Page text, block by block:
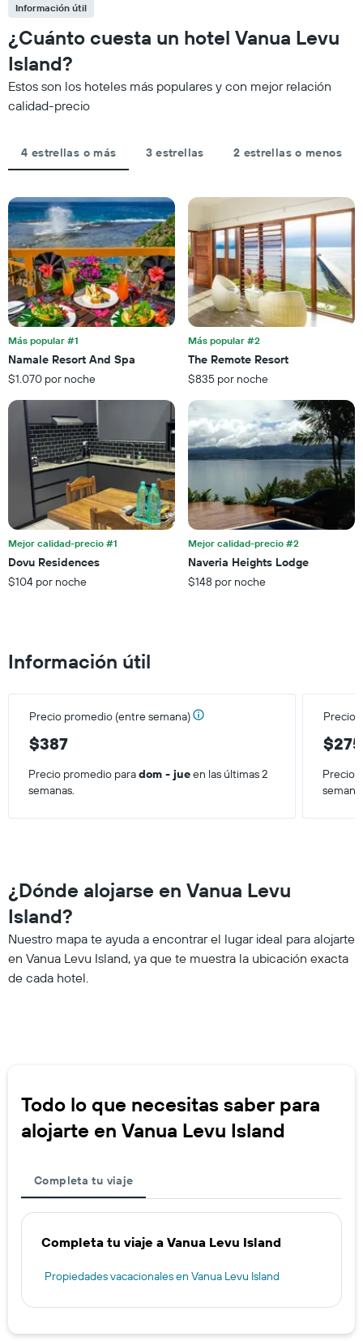
Información útil
¿Cuánto cuesta un hotel Vanua Levu
Island?
Estos son los hoteles más populares y con mejor relación
calidad-precio
4 estrellas o más 3 estrellas 2 estrellas o menos
Más popular #1
Namale Resort And Spa
$1.070 por noche
Más popular #2
The Remote Resort
$835 por noche
Mejor calidad-precio #1
Dovu Residences
$104 por noche
Mejor calidad-precio #2
Naveria Heights Lodge
$148 por noche
Información útil
Precio promedio (entre semana)
$387
Precio
$275
Precio promedio paradom - jueen las últimas 2
semanas.
Precio
¿Dónde alojarse en Vanua Levu
Island?
Nuestro mapa te ayuda a encontrar el lugar ideal para alojarte
en Vanua Levu Island, ya que te muestra la ubicación exacta
de cada hotel.
Todo lo que necesitas saber para
alojarte en Vanua Levu Island
Completa tu viaje
Completa tu viaje a Vanua Levu Island
Propiedades vacacionales en Vanua Levu Island